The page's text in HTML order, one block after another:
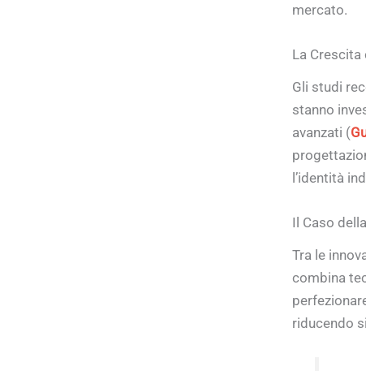
mercato.
La
Gli studi
stanno
avanzati (
l’identità
Il Caso
Tra le
combina
riducendo